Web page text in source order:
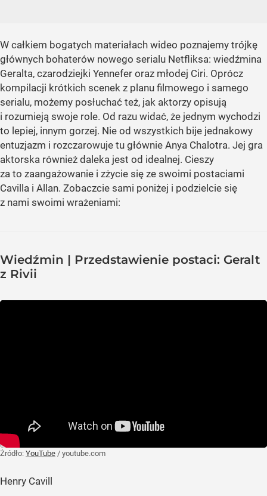
W całkiem bogatych materiałach wideo poznajemy trójkę
głównych bohaterów nowego serialu Netfliksa: wiedźmina
Geralta, czarodziejki Yennefer oraz młodej Ciri. Oprócz
kompilacji krótkich scenek z planu filmowego i samego
serialu, możemy posłuchać też, jak aktorzy opisują
i rozumieją swoje role. Od razu widać, że jednym wychodzi
to lepiej, innym gorzej. Nie od wszystkich bije jednakowy
entuzjazm i rozczarowuje tu głównie Anya Chalotra. Jej gra
aktorska również daleka jest od idealnej. Cieszy
za to zaangażowanie i zżycie się ze swoimi postaciami
Cavilla i Allan. Zobaczcie sami poniżej i podzielcie się
z nami swoimi wrażeniami:
Wiedźmin | Przedstawienie postaci: Geralt
z Rivii
Żródło: YouTube / youtube.com
Henry Cavill